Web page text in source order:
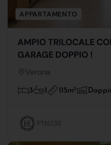
APPARTAMENTO
AMPIO TRILOCALE
GARAGE DOPPIO !
Verona
3 1 115m2
PTN235